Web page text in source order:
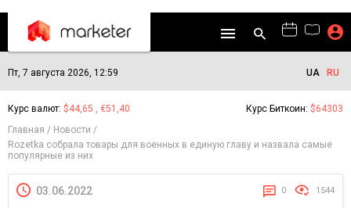
Пт, 7 августа 2026, 12:59 UA RU
Курс валют: $44,65 , €51,40 Курс Биткоин: $64303
Главная
Новости
Rozetka собрала товары для военных в единую главу и назвала самые
популярные из них
03.06.2022 0 1544